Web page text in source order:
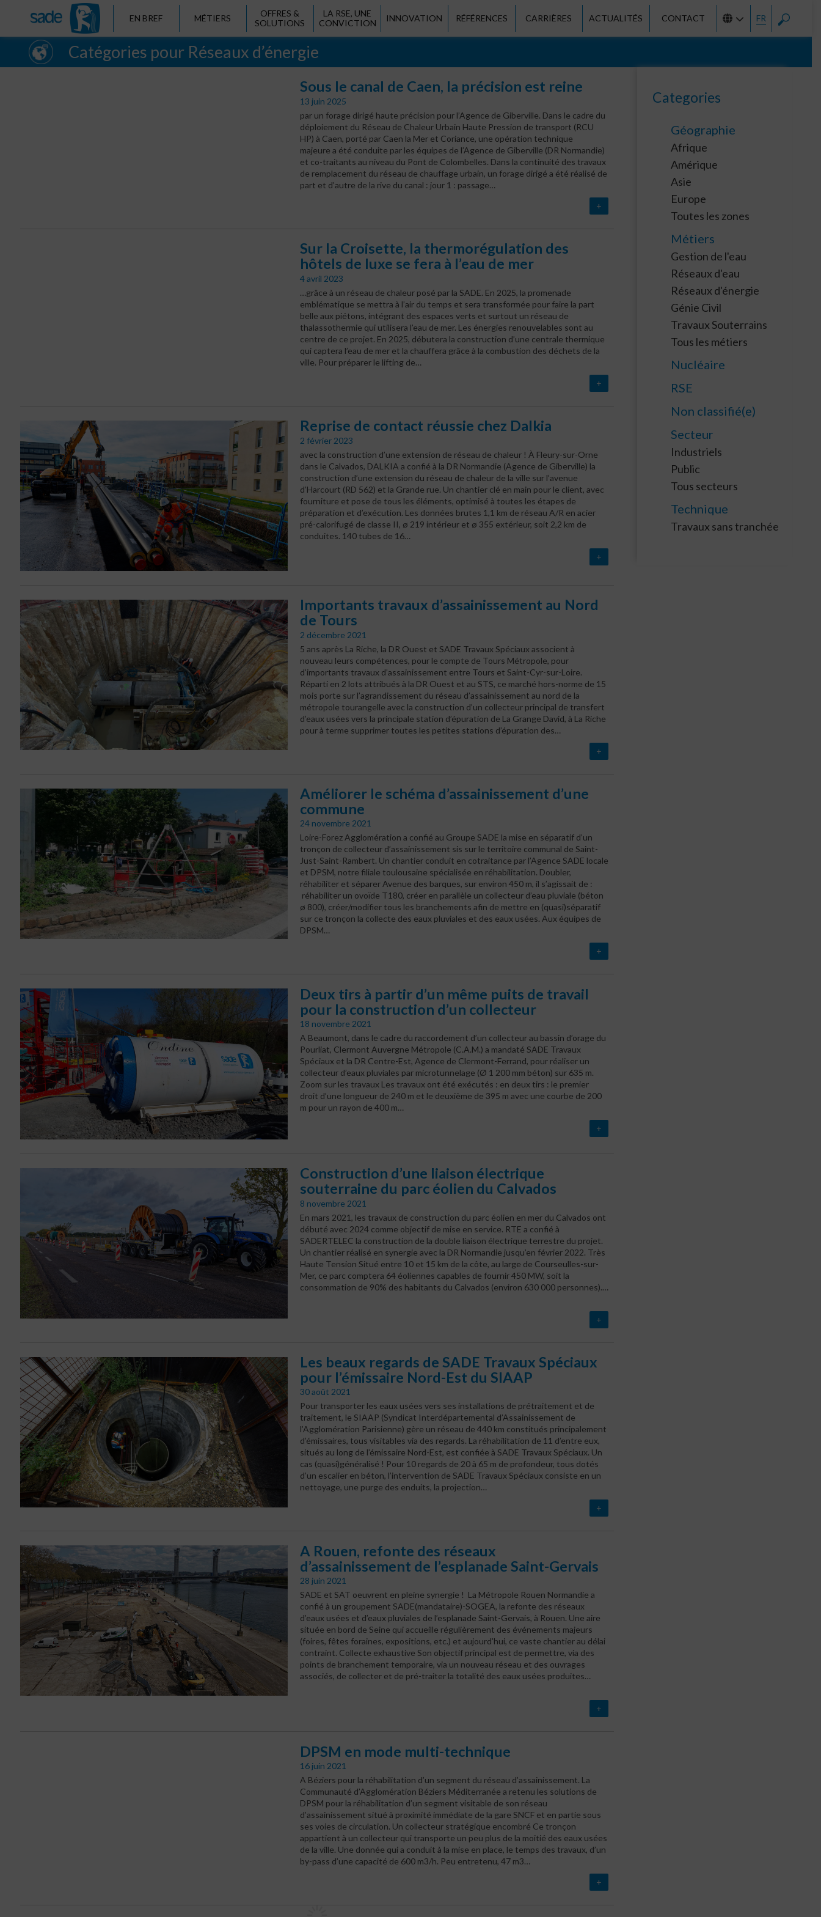
EN BREF MÉTIERS
OFFRES &
SOLUTIONS
LA RSE, UNE
CONVICTION
INNOVATION RÉFÉRENCES CARRIÈRES ACTUALITÉS CONTACT FR
Catégories pour Réseaux d’énergie
Sous le canal de Caen, la précision est reine
13 juin 2025
par un forage dirigé haute précision pour l’Agence de Giberville. Dans le cadre du
déploiement du Réseau de Chaleur Urbain Haute Pression de transport (RCU
HP) à Caen, porté par Caen la Mer et Coriance, une opération technique
majeure a été conduite par les équipes de l’Agence de Giberville (DR Normandie)
et co-traitants au niveau du Pont de Colombelles. Dans la continuité des travaux
de remplacement du réseau de chauffage urbain, un forage dirigé a été réalisé de
part et d’autre de la rive du canal : jour 1 : passage…
+
Sur la Croisette, la thermorégulation des
hôtels de luxe se fera à l’eau de mer
4 avril 2023
…grâce à un réseau de chaleur posé par la SADE. En 2025, la promenade
emblématique se mettra à l’air du temps et sera transformée pour faire la part
belle aux piétons, intégrant des espaces verts et surtout un réseau de
thalassothermie qui utilisera l’eau de mer. Les énergies renouvelables sont au
centre de ce projet. En 2025, débutera la construction d’une centrale thermique
qui captera l’eau de mer et la chauffera grâce à la combustion des déchets de la
ville. Pour préparer le lifting de…
+
Reprise de contact réussie chez Dalkia
2 février 2023
avec la construction d’une extension de réseau de chaleur ! À Fleury-sur-Orne
dans le Calvados, DALKIA a confié à la DR Normandie (Agence de Giberville) la
construction d’une extension du réseau de chaleur de la ville sur l’avenue
d’Harcourt (RD 562) et la Grande rue. Un chantier clé en main pour le client, avec
fourniture et pose de tous les éléments, optimisé à toutes les étapes de
préparation et d’exécution. Les données brutes 1,1 km de réseau A/R en acier
pré-calorifugé de classe II, ø 219 intérieur et ø 355 extérieur, soit 2,2 km de
conduites. 140 tubes de 16…
+
Importants travaux d’assainissement au Nord
de Tours
2 décembre 2021
5 ans après La Riche, la DR Ouest et SADE Travaux Spéciaux associent à
nouveau leurs compétences, pour le compte de Tours Métropole, pour
d’importants travaux d’assainissement entre Tours et Saint-Cyr-sur-Loire.
Réparti en 2 lots attribués à la DR Ouest et au STS, ce marché hors-norme de 15
mois porte sur l’agrandissement du réseau d’assainissement au nord de la
métropole tourangelle avec la construction d’un collecteur principal de transfert
d’eaux usées vers la principale station d’épuration de La Grange David, à La Riche
pour à terme supprimer toutes les petites stations d’épuration des…
+
Améliorer le schéma d’assainissement d’une
commune
24 novembre 2021
Loire-Forez Agglomération a confié au Groupe SADE la mise en séparatif d’un
tronçon de collecteur d’assainissement sis sur le territoire communal de Saint-
Just-Saint-Rambert. Un chantier conduit en cotraitance par l’Agence SADE locale
et DPSM, notre filiale toulousaine spécialisée en réhabilitation. Doubler,
réhabiliter et séparer Avenue des barques, sur environ 450 m, il s’agissait de :
réhabiliter un ovoïde T180, créer en parallèle un collecteur d’eau pluviale (béton
ø 800), créer/modifier tous les branchements afin de mettre en (quasi)séparatif
sur ce tronçon la collecte des eaux pluviales et des eaux usées. Aux équipes de
DPSM…
+
Deux tirs à partir d’un même puits de travail
pour la construction d’un collecteur
18 novembre 2021
A Beaumont, dans le cadre du raccordement d’un collecteur au bassin d’orage du
Pourliat, Clermont Auvergne Métropole (C.A.M.) a mandaté SADE Travaux
Spéciaux et la DR Centre-Est, Agence de Clermont-Ferrand, pour réaliser un
collecteur d’eaux pluviales par microtunnelage (Ø 1 200 mm béton) sur 635 m.
Zoom sur les travaux Les travaux ont été exécutés : en deux tirs : le premier
droit d’une longueur de 240 m et le deuxième de 395 m avec une courbe de 200
m pour un rayon de 400 m…
+
Construction d’une liaison électrique
souterraine du parc éolien du Calvados
8 novembre 2021
En mars 2021, les travaux de construction du parc éolien en mer du Calvados ont
débuté avec 2024 comme objectif de mise en service. RTE a confié à
SADERTELEC la construction de la double liaison électrique terrestre du projet.
Un chantier réalisé en synergie avec la DR Normandie jusqu’en février 2022. Très
Haute Tension Situé entre 10 et 15 km de la côte, au large de Courseulles-sur-
Mer, ce parc comptera 64 éoliennes capables de fournir 450 MW, soit la
consommation de 90% des habitants du Calvados (environ 630 000 personnes).…
+
Les beaux regards de SADE Travaux Spéciaux
pour l’émissaire Nord-Est du SIAAP
30 août 2021
Pour transporter les eaux usées vers ses installations de prétraitement et de
traitement, le SIAAP (Syndicat Interdépartemental d’Assainissement de
l’Agglomération Parisienne) gère un réseau de 440 km constitués principalement
d’émissaires, tous visitables via des regards. La réhabilitation de 11 d’entre eux,
situés au long de l’émissaire Nord-Est, est confiée à SADE Travaux Spéciaux. Un
cas (quasi)généralisé ! Pour 10 regards de 20 à 65 m de profondeur, tous dotés
d’un escalier en béton, l’intervention de SADE Travaux Spéciaux consiste en un
nettoyage, une purge des enduits, la projection…
+
A Rouen, refonte des réseaux
d’assainissement de l’esplanade Saint-Gervais
28 juin 2021
SADE et SAT oeuvrent en pleine synergie ! La Métropole Rouen Normandie a
confié à un groupement SADE(mandataire)-SOGEA, la refonte des réseaux
d’eaux usées et d’eaux pluviales de l’esplanade Saint-Gervais, à Rouen. Une aire
située en bord de Seine qui accueille régulièrement des événements majeurs
(foires, fêtes foraines, expositions, etc.) et aujourd’hui, ce vaste chantier au délai
contraint. Collecte exhaustive Son objectif principal est de permettre, via des
points de branchement temporaire, via un nouveau réseau et des ouvrages
associés, de collecter et de pré-traiter la totalité des eaux usées produites…
+
DPSM en mode multi-technique
16 juin 2021
A Béziers pour la réhabilitation d’un segment du réseau d’assainissement. La
Communauté d’Agglomération Béziers Méditerranée a retenu les solutions de
DPSM pour la réhabilitation d’un segment visitable de son réseau
d’assainissement situé à proximité immédiate de la gare SNCF et en partie sous
ses voies de circulation. Un collecteur stratégique encombré Ce tronçon
appartient à un collecteur qui transporte un peu plus de la moitié des eaux usées
de la ville. Une donnée qui a conduit à la mise en place, le temps des travaux, d’un
by-pass d’une capacité de 600 m3/h. Peu entretenu, 47 m3…
+
Categories
Géographie
Afrique
Amérique
Asie
Europe
Toutes les zones
Métiers
Gestion de l'eau
Réseaux d'eau
Réseaux d'énergie
Génie Civil
Travaux Souterrains
Tous les métiers
Nucléaire
RSE
Non classifié(e)
Secteur
Industriels
Public
Tous secteurs
Technique
Travaux sans tranchée